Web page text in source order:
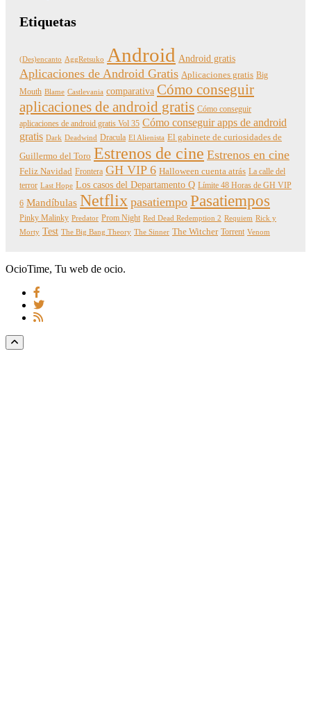
Etiquetas
(Des)encanto AggRetsuko Android Android gratis
Aplicaciones de Android Gratis Aplicaciones gratis Big
Mouth Blame Castlevania comparativa Cómo conseguir
aplicaciones de android gratis Cómo conseguir
aplicaciones de android gratis Vol 35 Cómo conseguir apps de android
gratis Dark Deadwind Dracula El Alienista El gabinete de curiosidades de
Guillermo del Toro Estrenos de cine Estrenos en cine
Feliz Navidad Frontera GH VIP 6 Halloween cuenta atrás La calle del
terror Last Hope Los casos del Departamento Q Límite 48 Horas de GH VIP
6 Mandíbulas Netflix pasatiempo Pasatiempos
Pinky Malinky Predator Prom Night Red Dead Redemption 2 Requiem Rick y
Morty Test The Big Bang Theory The Sinner The Witcher Torrent Venom
OcioTime, Tu web de ocio.